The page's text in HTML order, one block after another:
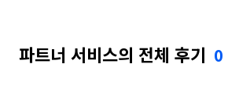
파트너 서비스의 전체 후기 0